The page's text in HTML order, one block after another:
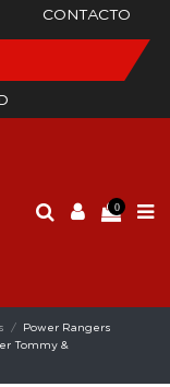
CONTACTO
0
Power Rangers
Tommy &